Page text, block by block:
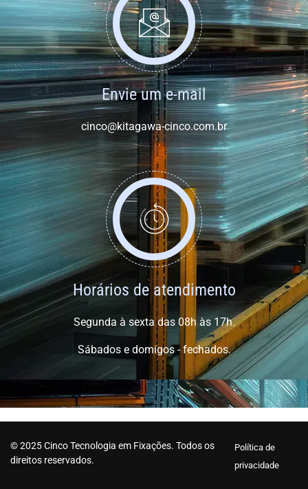
Envie um e-mail
cinco@kitagawa-cinco.com.br
Horários de atendimento
Segunda à sexta das 08h às 17h.
Sábados e domigos - fechados.
© 2025 Cinco Tecnologia em Fixações. Todos os
direitos reservados.
Política de
privacidade